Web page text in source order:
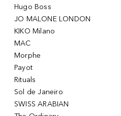
Hugo Boss
JO MALONE LONDON
KIKO Milano
MAC
Morphe
Payot
Rituals
Sol de Janeiro
SWISS ARABIAN